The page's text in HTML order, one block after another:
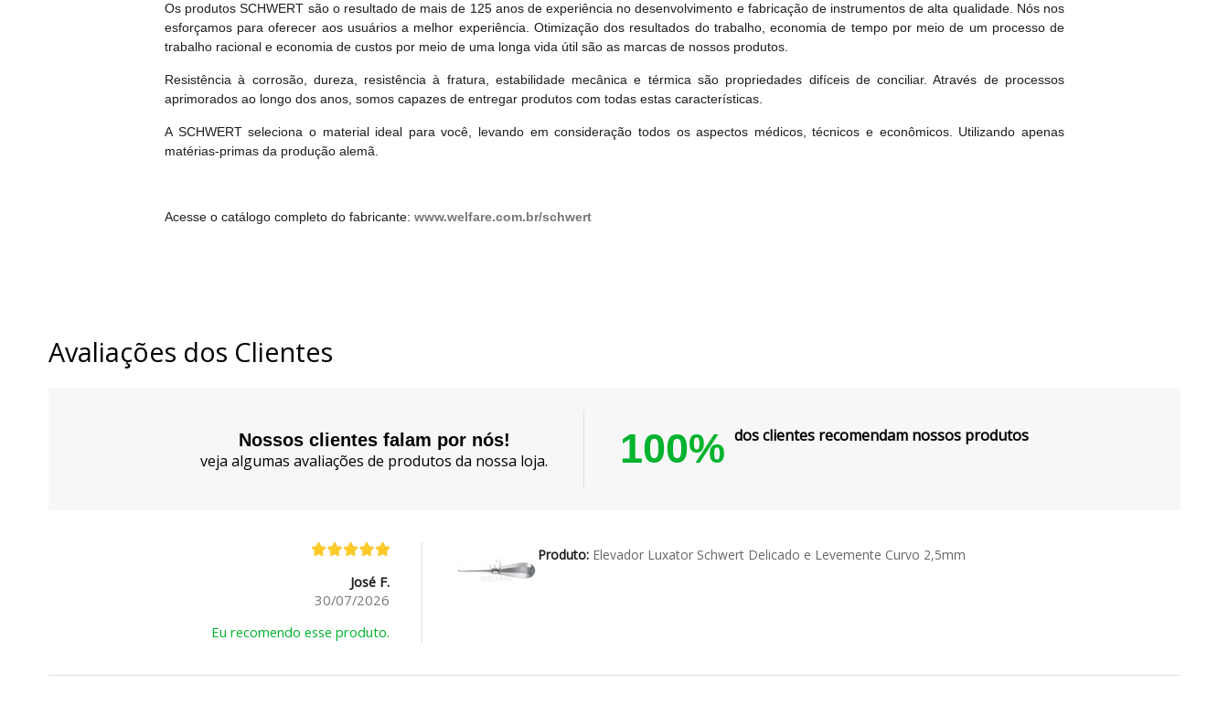
Os produtos SCHWERT são o resultado de mais de 125 anos de experiência no desenvolvimento e fabricação de instrumentos de alta qualidade. Nós nos
esforçamos para oferecer aos usuários a melhor experiência. Otimização dos resultados do trabalho, economia de tempo por meio de um processo de
trabalho racional e economia de custos por meio de uma longa vida útil são as marcas de nossos produtos.
Resistência à corrosão, dureza, resistência à fratura, estabilidade mecânica e térmica são propriedades difíceis de conciliar. Através de processos
aprimorados ao longo dos anos, somos capazes de entregar produtos com todas estas características.
A SCHWERT seleciona o material ideal para você, levando em consideração todos os aspectos médicos, técnicos e econômicos. Utilizando apenas
matérias-primas da produção alemã.
Acesse o catálogo completo do fabricante: www.welfare.com.br/schwert
Avaliações dos Clientes
Nossos clientes falam por nós!
veja algumas avaliações de produtos da nossa loja.
100% dos clientes recomendam nossos produtos
José F.
30/07/2026
Eu recomendo esse produto.
Produto:Elevador Luxator Schwert Delicado e Levemente Curvo 2,5mm